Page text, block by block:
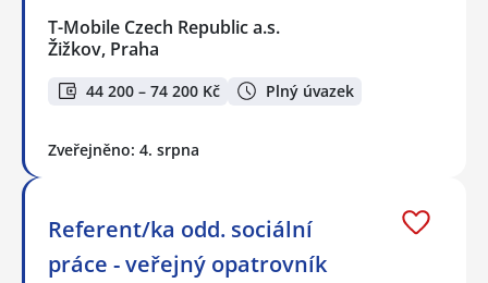
T-Mobile Czech Republic a.s.
Žižkov, Praha
44 200 – 74 200 Kč Plný úvazek
Zveřejněno: 4. srpna
Referent/ka odd. sociální
práce - veřejný opatrovník